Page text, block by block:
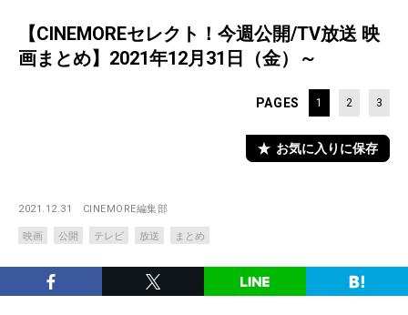
【CINEMOREセレクト！今週公開/TV放送 映
画まとめ】2021年12月31日（金）～
PAGES 1 2 3
お気に入りに保存
2021.12.31 CINEMORE編集部
映画 公開 テレビ 放送 まとめ